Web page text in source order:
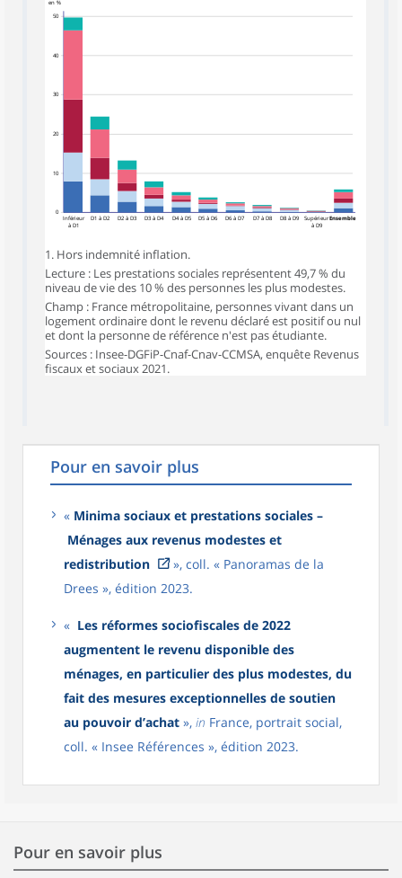
0
10
20
30
40
50
en %
Inférieur
à D1
D1 à D2 D2 à D3 D3 à D4 D4 à D5 D5 à D6 D6 à D7 D7 à D8 D8 à D9
Supérieur
à D9
Ensemble
1. Hors indemnité inflation.
Lecture : Les prestations sociales représentent 49,7 % du
niveau de vie des 10 % des personnes les plus modestes.
Champ : France métropolitaine, personnes vivant dans un
logement ordinaire dont le revenu déclaré est positif ou nul
et dont la personne de référence n'est pas étudiante.
Sources : Insee-DGFiP-Cnaf-Cnav-CCMSA, enquête Revenus
fiscaux et sociaux 2021.
Pour en savoir plus
« Minima sociaux et prestations sociales –
Ménages aux revenus modestes et
redistribution
», coll. « Panoramas de la
Drees », édition 2023.
« Les réformes sociofiscales de 2022
augmentent le revenu disponible des
ménages, en particulier des plus modestes, du
fait des mesures exceptionnelles de soutien
au pouvoir d’achat », in France, portrait social,
coll. « Insee Références », édition 2023.
Pour en savoir plus